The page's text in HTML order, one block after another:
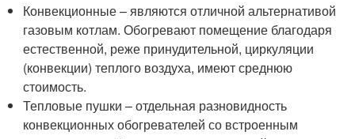
Конвекционные – являются отличной альтернативой
газовым котлам. Обогревают помещение благодаря
естественной, реже принудительной, циркуляции
(конвекции) теплого воздуха, имеют среднюю
стоимость.
Тепловые пушки – отдельная разновидность
конвекционных обогревателей со встроенным